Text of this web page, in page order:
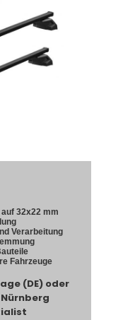
32x22 mm
Verarbeitung
Fahrzeuge
(DE) oder